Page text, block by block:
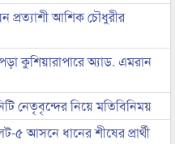
আশিক চৌধুরীর
কুশিয়ারাপারে অ্যাড. এমরান
নেতৃবৃন্দের নিয়ে মতিবিনিময়
৫ আসনে ধানের শীষের প্রার্থী